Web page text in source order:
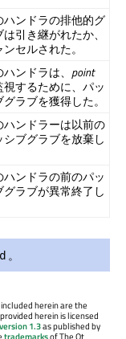
ハンドラの排他的グ
は引き継がれたか、
セルされた。
ンドラは、 point
視するために、パッ
グラブを獲得した。
ハンドラーは以前の
シブグラブを放棄し
ハンドラの前のパッ
グラブが異常終了し
。
herein are the
herein is licensed
1.3as published by